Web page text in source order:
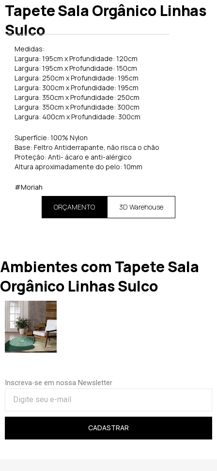
Tapete Sala Orgânico Linhas
Sulco
Medidas:
Largura: 195cm x Profundidade: 120cm
Largura: 195cm x Profundidade: 150cm
Largura: 250cm x Profundidade: 195cm
Largura: 300cm x Profundidade: 195cm
Largura: 350cm x Profundidade: 250cm
Largura: 350cm x Profundidade: 300cm
Largura: 400cm x Profundidade: 300cm
Superfície: 100% Nylon
Base: Feltro Antiderrapante, não risca o chão
Proteção: Anti- ácaro e anti-alérgico
Altura aproximadamente do pelo: 10mm
#Moriah
ORÇAMENTO 3D Warehouse
Ambientes com Tapete Sala
Orgânico Linhas Sulco
Inscreva-se em nossa Newsletter
CADASTRAR